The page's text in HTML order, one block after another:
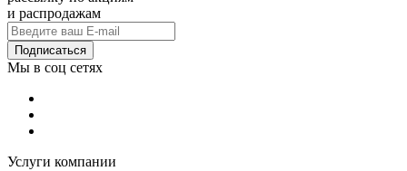
и распродажам
Подписаться
Мы в соц сетях
Услуги компании